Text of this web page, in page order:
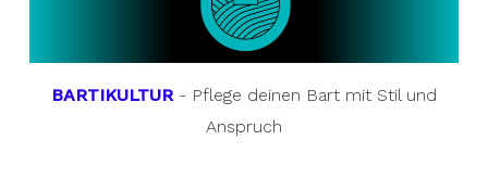
BARTIKULTUR- Pflege deinen Bart mit Stil und
Anspruch